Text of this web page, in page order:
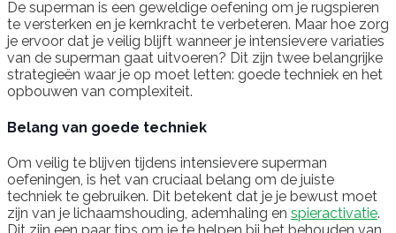
De superman is een geweldige oefening om je rugspieren
te versterken en je kernkracht te verbeteren. Maar hoe zorg
je ervoor dat je veilig blijft wanneer je intensievere variaties
van de superman gaat uitvoeren? Dit zijn twee belangrijke
strategieën waar je op moet letten: goede techniek en het
opbouwen van complexiteit.
Belang van goede techniek
Om veilig te blijven tijdens intensievere superman
oefeningen, is het van cruciaal belang om de juiste
techniek te gebruiken. Dit betekent dat je je bewust moet
zijn van je lichaamshouding, ademhaling en spieractivatie.